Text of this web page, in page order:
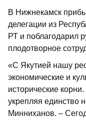
В Нижнекамск
делегации из
РТ и поблагодарил
плодотворное
«С Якутией нашу
экономические и
исторические
укрепляя единство
Минниханов. –